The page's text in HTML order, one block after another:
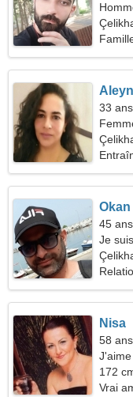
33
Okan
45
Je
Nisa
58
172
Vrai